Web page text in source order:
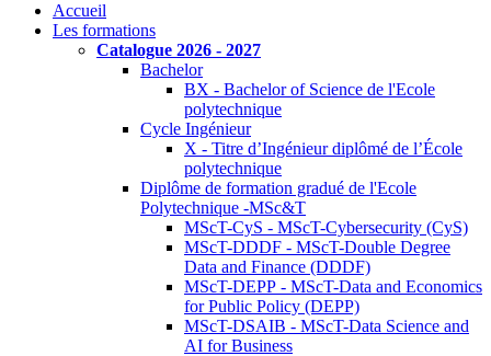
Accueil
Les formations
Catalogue 2026 - 2027
Bachelor
BX - Bachelor of Science de l'Ecole
polytechnique
Cycle Ingénieur
X - Titre d’Ingénieur diplômé de l’École
polytechnique
Diplôme de formation gradué de l'Ecole
Polytechnique -MSc&T
MScT-CyS - MScT-Cybersecurity (CyS)
MScT-DDDF - MScT-Double Degree
Data and Finance (DDDF)
MScT-DEPP - MScT-Data and Economics
for Public Policy (DEPP)
MScT-DSAIB - MScT-Data Science and
AI for Business